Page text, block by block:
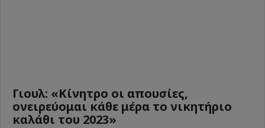
Γιουλ: «Κίνητρο οι απουσίες,
ονειρεύομαι κάθε μέρα το νικητήριο
καλάθι του 2023»